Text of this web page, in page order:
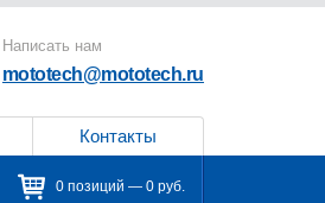
Написать нам
mototech@mototech.ru
Контакты
0 позиций — 0 руб.